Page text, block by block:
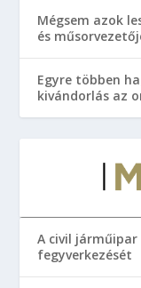
Mégsem azok
és
Egyre többen
kivándorlás az
A civil
fegyverkezését